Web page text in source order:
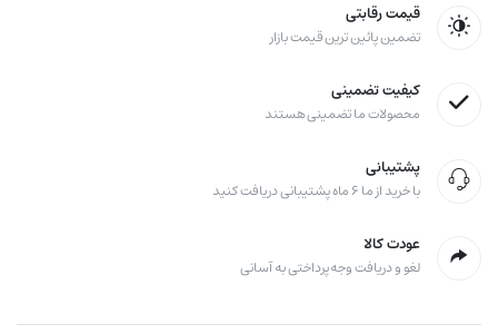
قیمت رقابتی
تضمین پائین ترین قیمت بازار
کیفیت تضمینی
محصولات ما تضمینی هستند
پشتیبانی
با خرید از ما ۶ ماه پشتیبانی دریافت کنید
عودت کالا
لغو و دریافت وجه پرداختی به آسانی